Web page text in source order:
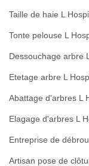
Taille de haie L
Tonte pelouse L
Dessouchage arbre
Etetage arbre L
Abattage d'arbres L
Elagage d'arbres L
Entreprise de
Artisan pose de